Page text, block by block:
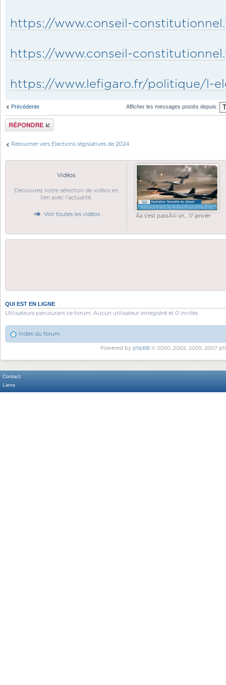
https://www.conseil-
https://www.conseil-
https://www.lefigaro.fr/politique/l-
Précédente Afficher les messages postés depuis:
Répondre
Retourner vers Elections législatives de 2024
Vidéos
Découvrez notre sélection de vidéos en
lien avec l'actualité.
Voir toutes les vidéos Ãa s'est passÃ© un... 17 janvier
QUI EST EN LIGNE
Utilisateurs parcourant ce forum: Aucun utilisateur enregistré et 0 invités
Index du forum
Powered by phpBB© 2000, 2002, 2005, 2007
Contact
Liens